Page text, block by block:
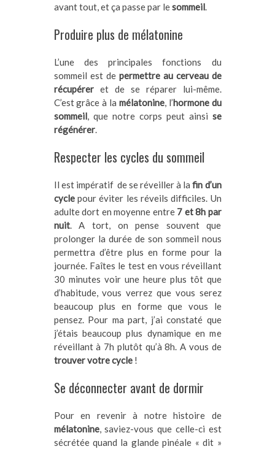
avant tout, et ça passe par lesommeil.
Produire plus de mélatonine
L’une des principales fonctions du
sommeil est de permettre au cerveau de
récupéreret de se réparer lui-même.
C’est grâce à la mélatonine, l’hormone du
sommeil, que notre corps peut ainsi se
régénérer.
Respecter les cycles du sommeil
Il est impératif de se réveiller à lafin d’un
cyclepour éviter les réveils difficiles. Un
adulte dort en moyenne entre 7 et 8h par
nuit. A tort, on pense souvent que
prolonger la durée de son sommeil nous
permettra d’être plus en forme pour la
journée. Faîtes le test en vous réveillant
30 minutes voir une heure plus tôt que
d’habitude, vous verrez que vous serez
beaucoup plus en forme que vous le
pensez. Pour ma part, j’ai constaté que
j’étais beaucoup plus dynamique en me
réveillant à 7h plutôt qu’à 8h. A vous de
trouver votre cycle!
Se déconnecter avant de dormir
Pour en revenir à notre histoire de
mélatonine, saviez-vous que celle-ci est
sécrétée quand la glande pinéale « dit »